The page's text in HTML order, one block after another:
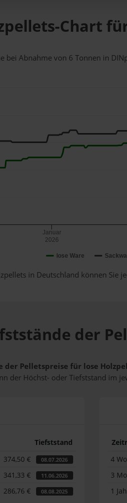
Chart
bei Abnahmevon 6 Tonnen in
lose Ware
Januar
2026
in Deutschland können Sie
der
der Pelletspreise für lose
der Höchst- oder Tiefststand im
Tiefststand
374,50 € 08.07.2026
341,33 € 11.06.2026
286,76 € 08.08.2025
4
3
1